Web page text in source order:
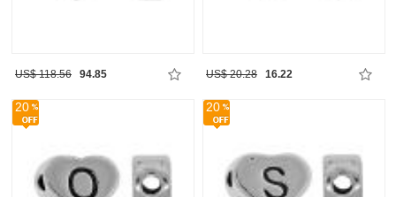
US$ 118.56 94.85 US$ 20.28 16.22
20 20